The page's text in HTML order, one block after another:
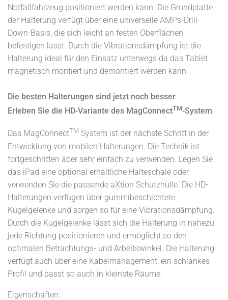
Notfallfahrzeug positioniert werden kann. Die Grundplatte
der Halterung verfügt über eine universelle AMPs-Drill-
Down-Basis, die sich leicht an festen Oberflächen
befestigen lässt. Durch die Vibrationsdämpfung ist die
Halterung ideal für den Einsatz unterwegs da das Tablet
magnetisch montiert und demontiert werden kann.
Die besten Halterungen sind jetzt noch besser
Erleben Sie die HD-Variante des MagConnectTM-System
Das MagConnectTM System ist der nächste Schritt in der
Entwicklung von mobilen Halterungen. Die Technik ist
fortgeschritten aber sehr einfach zu verwenden. Legen Sie
das iPad eine optional erhältliche Halteschale oder
verwenden Sie die passende aXtion Schutzhülle. Die HD-
Halterungen verfügen über gummibeschichtete
Kugelgelenke und sorgen so für eine Vibrationsdämpfung.
Durch die Kugelgelenke lässt sich die Halterung in nahezu
jede Richtung positionieren und ermöglicht so den
optimalen Betrachtungs- und Arbeitswinkel. Die Halterung
verfügt auch über eine Kabelmanagement, ein schlankes
Profil und passt so auch in kleinste Räume.
Eigenschaften: